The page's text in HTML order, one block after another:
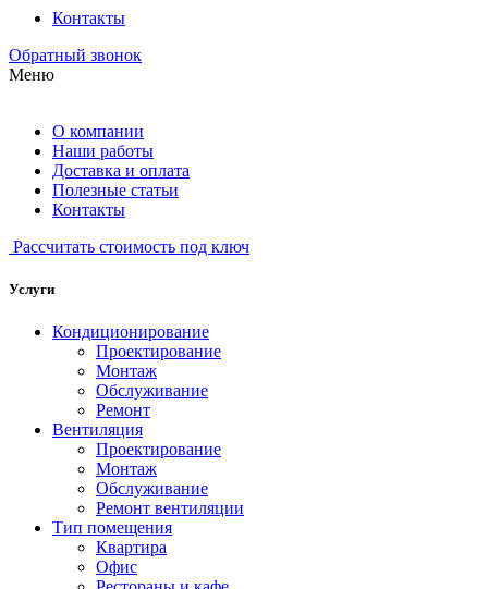
Контакты
Обратный звонок
Меню
О компании
Наши работы
Доставка и оплата
Полезные статьи
Контакты
Рассчитать стоимость под ключ
Услуги
Кондиционирование
Проектирование
Монтаж
Обслуживание
Ремонт
Вентиляция
Проектирование
Монтаж
Обслуживание
Ремонт вентиляции
Тип помещения
Квартира
Офис